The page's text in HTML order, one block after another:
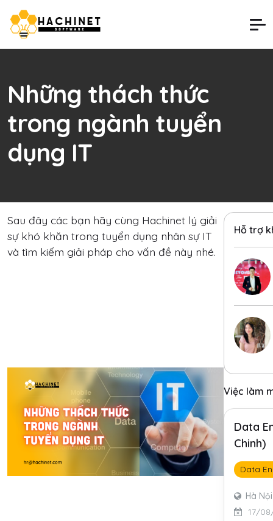
Những thách thức
trong ngành tuyển
dụng IT
Sau đây các bạn hãy cùng Hachinet lý giải
sự khó khăn trong tuyển dụng nhân sự IT
và tìm kiếm giải pháp cho vấn đề này nhé.
Hỗ trợ
Việc làm
Data
Chinh)
Data
Hà Nội
17/